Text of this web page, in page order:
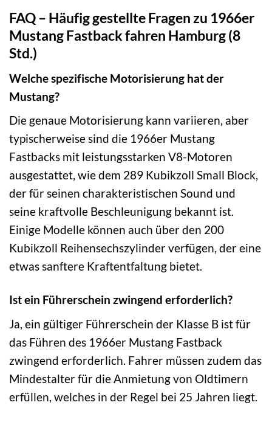
FAQ – Häufig gestellte Fragen zu 1966er
Mustang Fastback fahren Hamburg (8
Std.)
Welche spezifische Motorisierung hat der
Mustang?
Die genaue Motorisierung kann variieren, aber
typischerweise sind die 1966er Mustang
Fastbacks mit leistungsstarken V8-Motoren
ausgestattet, wie dem 289 Kubikzoll Small Block,
der für seinen charakteristischen Sound und
seine kraftvolle Beschleunigung bekannt ist.
Einige Modelle können auch über den 200
Kubikzoll Reihensechszylinder verfügen, der eine
etwas sanftere Kraftentfaltung bietet.
Ist ein Führerschein zwingend erforderlich?
Ja, ein gültiger Führerschein der Klasse B ist für
das Führen des 1966er Mustang Fastback
zwingend erforderlich. Fahrer müssen zudem das
Mindestalter für die Anmietung von Oldtimern
erfüllen, welches in der Regel bei 25 Jahren liegt.